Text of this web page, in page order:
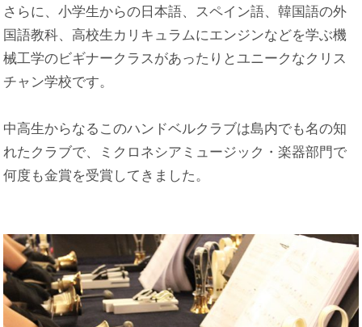
さらに、小学生からの日本語、スペイン語、韓国語の外
国語教科、高校生カリキュラムにエンジンなどを学ぶ機
械工学のビギナークラスがあったりとユニークなクリス
チャン学校です。
中高生からなるこのハンドベルクラブは島内でも名の知
れたクラブで、ミクロネシアミュージック・楽器部門で
何度も金賞を受賞してきました。